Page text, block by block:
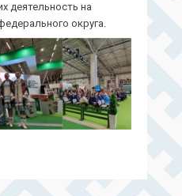
деятельность на
округа.